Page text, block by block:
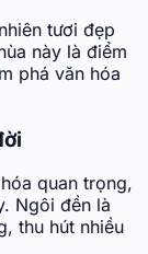
tươi đẹp
này là điểm
phá văn hóa
quan trọng,
Ngôi đền là
thu hút nhiều